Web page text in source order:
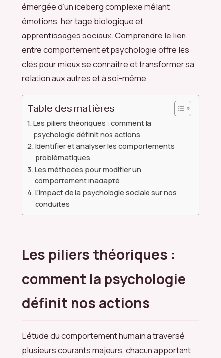
émergée d’un iceberg complexe mêlant
émotions, héritage biologique et
apprentissages sociaux. Comprendre le lien
entre comportement et psychologie offre les
clés pour mieux se connaître et transformer sa
relation aux autres et à soi-même.
Table des matières
Les piliers théoriques : comment la
psychologie définit nos actions
Identifier et analyser les comportements
problématiques
Les méthodes pour modifier un
comportement inadapté
L’impact de la psychologie sociale sur nos
conduites
Les piliers théoriques :
comment la psychologie
définit nos actions
L’étude du comportement humain a traversé
plusieurs courants majeurs, chacun apportant